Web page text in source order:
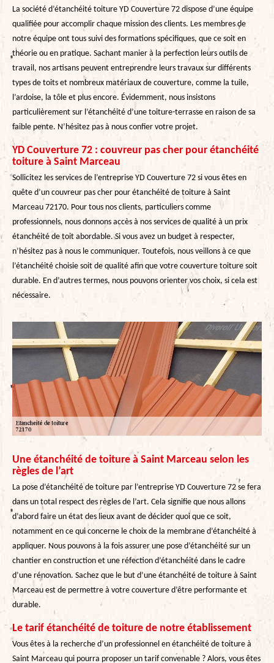
La société d’étanchéité toiture YD Couverture 72 dispose d’une équipe
qualifiée pour accomplir chaque mission des clients. Les membres de
notre équipe ont tous suivi des formations spécifiques, que ce soit en
théorie ou en pratique. Sachant manier à la perfection leurs outils de
travail, nos artisans peuvent entreprendre leurs travaux sur différents
types de toits et nombreux matériaux de couverture, comme la tuile,
l’ardoise, la tôle et plus encore. Évidemment, nous insistons
particulièrement sur l’étanchéité d’une toiture-terrasse en raison de sa
faible pente. N’hésitez pas à nous confier votre projet.
YD Couverture 72 : couvreur pas cher pour étanchéité
toiture à Saint Marceau
Sollicitez les services de l’entreprise YD Couverture 72 si vous êtes en
quête d’un couvreur pas cher pour étanchéité de toiture à Saint
Marceau 72170. Pour tous nos clients, particuliers comme
professionnels, nous donnons accès à nos services de qualité à un prix
étanchéité de toit abordable. Si vous avez un budget à respecter,
n’hésitez pas à nous le communiquer. Toutefois, nous veillons à ce que
l’étanchéité choisie soit de qualité afin que votre couverture toiture soit
durable. En d’autres termes, nous pouvons orienter vos choix, si cela est
nécessaire.
Une étanchéité de toiture à Saint Marceau selon les
règles de l’art
La pose d’étanchéité de toiture par l’entreprise YD Couverture 72 se fera
dans un total respect des règles de l’art. Cela signifie que nous allons
d’abord faire un état des lieux avant de décider quoi que ce soit,
notamment en ce qui concerne le choix de la membrane d’étanchéité à
appliquer. Nous pouvons à la fois assurer une pose d’étanchéité sur un
chantier en construction et une réfection d’étanchéité dans le cadre
d’une rénovation. Sachez que le but d’une étanchéité de toiture à Saint
Marceau est de permettre à votre couverture d’être performante et
durable.
Le tarif étanchéité de toiture de notre établissement
Vous êtes à la recherche d’un professionnel en étanchéité de toiture à
Saint Marceau qui pourra proposer un tarif convenable ? Alors, vous êtes